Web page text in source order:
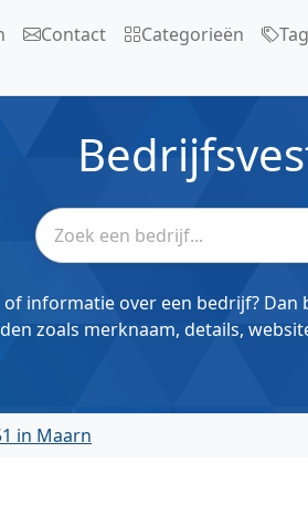
Contact Categorieën
informatie over een bedrijf?
zoals merknaam, details,
in Maarn